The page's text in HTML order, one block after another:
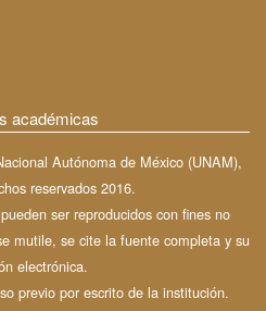
académicas
Autónoma de México (UNAM),
reservados 2016.
ser reproducidos con fines no
mutile, se cite la fuente completa y su
electrónica.
previo por escrito de la institución.